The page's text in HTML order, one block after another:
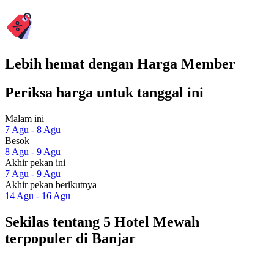
Lebih hemat dengan Harga Member
Periksa harga untuk tanggal ini
Malam ini
7 Agu - 8 Agu
Besok
8 Agu - 9 Agu
Akhir pekan ini
7 Agu - 9 Agu
Akhir pekan berikutnya
14 Agu - 16 Agu
Sekilas tentang 5 Hotel Mewah
terpopuler di Banjar